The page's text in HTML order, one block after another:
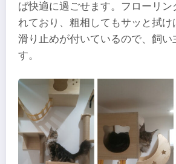
ば快適に過ごせます。フローリン
れており、粗相してもサッと拭け
滑り止めが付いているので、飼い
す。